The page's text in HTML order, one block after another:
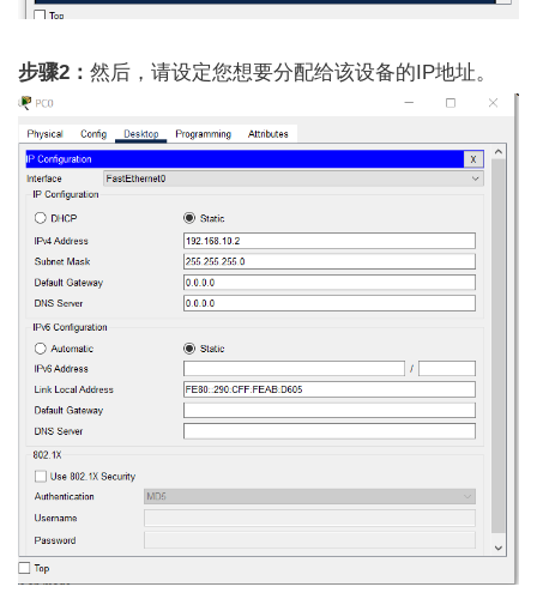
步骤2：然后，请设定您想要分配给该设备的IP地址。